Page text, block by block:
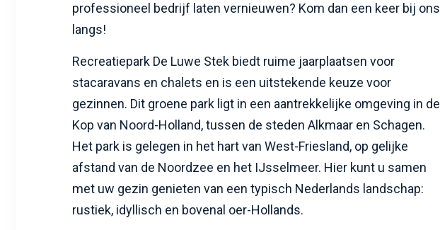
professioneel bedrijf laten vernieuwen? Kom dan een keer bij ons
langs!
Recreatiepark De Luwe Stek biedt ruime jaarplaatsen voor
stacaravans en chalets en is een uitstekende keuze voor
gezinnen. Dit groene park ligt in een aantrekkelijke omgeving in de
Kop van Noord-Holland, tussen de steden Alkmaar en Schagen.
Het park is gelegen in het hart van West-Friesland, op gelijke
afstand van de Noordzee en het IJsselmeer. Hier kunt u samen
met uw gezin genieten van een typisch Nederlands landschap:
rustiek, idyllisch en bovenal oer-Hollands.